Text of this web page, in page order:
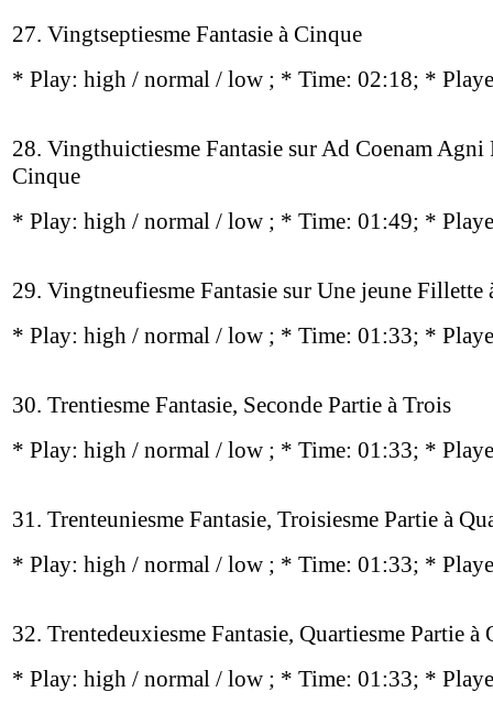
27. Vingtseptiesme Fantasie à Cinque
* Play: high / normal / low ; * Time: 02:18; *
28. Vingthuictiesme Fantasie sur Ad Coenam
Cinque
* Play: high / normal / low ; * Time: 01:49; *
29. Vingtneufiesme Fantasie sur Une jeune Fillette
* Play: high / normal / low ; * Time: 01:33; *
30. Trentiesme Fantasie, Seconde Partie à Trois
* Play: high / normal / low ; * Time: 01:33; *
31. Trenteuniesme Fantasie, Troisiesme Partie à
* Play: high / normal / low ; * Time: 01:33; *
32. Trentedeuxiesme Fantasie, Quartiesme Partie à
* Play: high / normal / low ; * Time: 01:33; *